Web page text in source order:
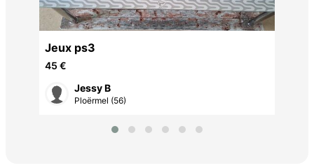
Jeux ps3
45 €
Jessy B
Ploërmel (56)